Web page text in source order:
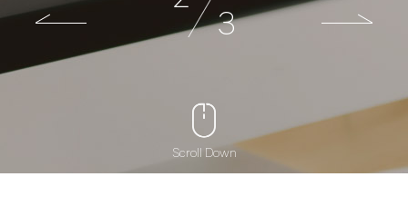
3
Scroll Down